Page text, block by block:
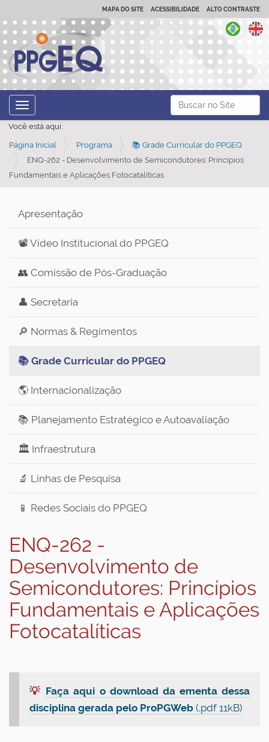
Busca
Busca Avançada…
MAPA DO SITE ACESSIBILIDADE ALTO CONTRASTE
Toggle navigation
Você está aqui:
Página Inicial Programa
📚 Grade Curricular do PPGEQ
ENQ-262 - Desenvolvimento de Semicondutores: Princípios
Fundamentais e Aplicações Fotocatalíticas
Apresentação
📽️ Vídeo Institucional do PPGEQ
👥 Comissão de Pós-Graduação
👤 Secretaria
🔎 Normas & Regimentos
📚 Grade Curricular do PPGEQ
🌎 Internacionalização
📚 Planejamento Estratégico e Autoavaliação
🏛️ Infraestrutura
🔬 Linhas de Pesquisa
📱 Redes Sociais do PPGEQ
ENQ-262 -
Desenvolvimento de
Semicondutores: Princípios
Fundamentais e Aplicações
Fotocatalíticas
💡 Faça aqui o download da ementa dessa
disciplina gerada pelo ProPGWeb (.pdf 11kB)